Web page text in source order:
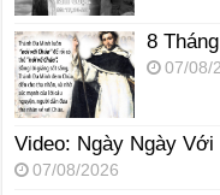
8
07/08/
Video: Ngày Ngày Với
07/08/2026